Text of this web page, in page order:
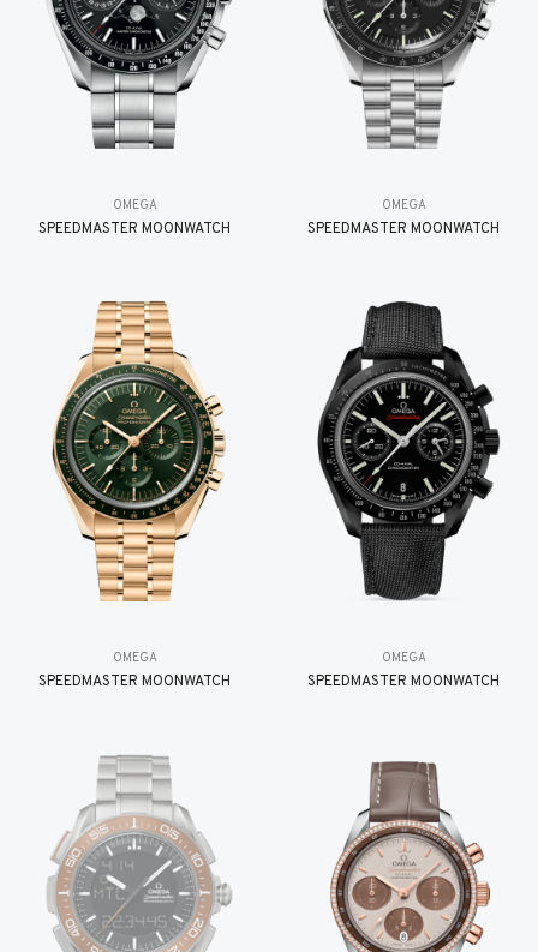
OMEGA
SPEEDMASTER MOONWATCH
OMEGA
SPEEDMASTER MOONWATCH
OMEGA
SPEEDMASTER MOONWATCH
OMEGA
SPEEDMASTER MOONWATCH